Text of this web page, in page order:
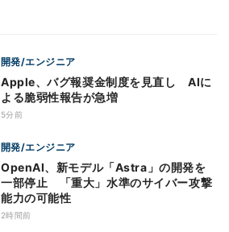
開発/エンジニア
Apple、バグ報奨金制度を見直し AIに
よる脆弱性報告が急増
5分前
開発/エンジニア
OpenAI、新モデル「Astra」の開発を
一部停止 「重大」水準のサイバー攻撃
能力の可能性
2時間前